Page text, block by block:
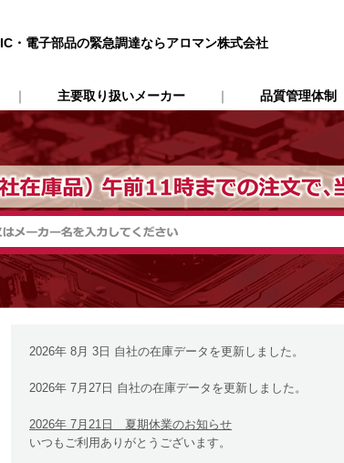
IC・電子部品の緊急調達ならアロマン株式会社
主要取り扱いメーカー 品質管理体制
2026年 8月 3日 自社の在庫データを更新しました。
2026年 7月27日 自社の在庫データを更新しました。
2026年 7月21日 夏期休業のお知らせ
いつもご利用ありがとうございます。